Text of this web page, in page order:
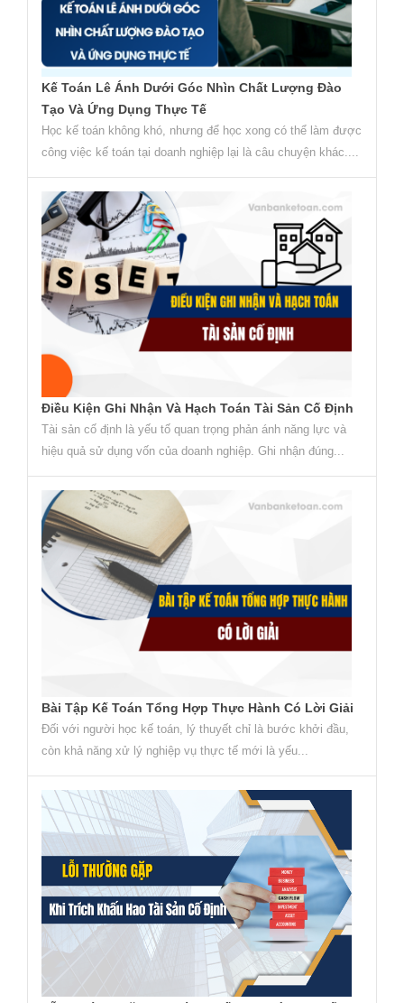
Kế Toán Lê Ánh Dưới Góc Nhìn Chất Lượng Đào
Tạo Và Ứng Dụng Thực Tế
Học kế toán không khó, nhưng để học xong có thể làm được
công việc kế toán tại doanh nghiệp lại là câu chuyện khác....
Điều Kiện Ghi Nhận Và Hạch Toán Tài Sản Cố Định
Tài sản cố định là yếu tố quan trọng phản ánh năng lực và
hiệu quả sử dụng vốn của doanh nghiệp. Ghi nhận đúng...
Bài Tập Kế Toán Tổng Hợp Thực Hành Có Lời Giải
Đối với người học kế toán, lý thuyết chỉ là bước khởi đầu,
còn khả năng xử lý nghiệp vụ thực tế mới là yếu...